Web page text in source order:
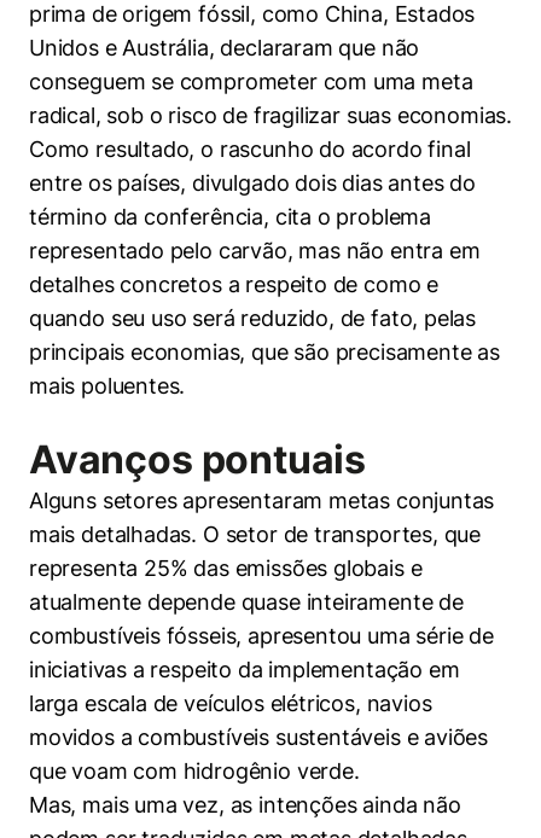
prima de origem fóssil, como China, Estados
Unidos e Austrália, declararam que não
conseguem se comprometer com uma meta
radical, sob o risco de fragilizar suas economias.
Como resultado, o rascunho do acordo final
entre os países, divulgado dois dias antes do
término da conferência, cita o problema
representado pelo carvão, mas não entra em
detalhes concretos a respeito de como e
quando seu uso será reduzido, de fato, pelas
principais economias, que são precisamente as
mais poluentes.
Avanços pontuais
Alguns setores apresentaram metas conjuntas
mais detalhadas. O setor de transportes, que
representa 25% das emissões globais e
atualmente depende quase inteiramente de
combustíveis fósseis, apresentou uma série de
iniciativas a respeito da implementação em
larga escala de veículos elétricos, navios
movidos a combustíveis sustentáveis e aviões
que voam com hidrogênio verde.
Mas, mais uma vez, as intenções ainda não